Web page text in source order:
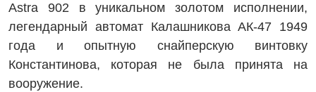
Astra 902 в уникальном золотом исполнении,
легендарный автомат Калашникова АК-47 1949
года и опытную снайперскую винтовку
Константинова, которая не была принята на
вооружение.